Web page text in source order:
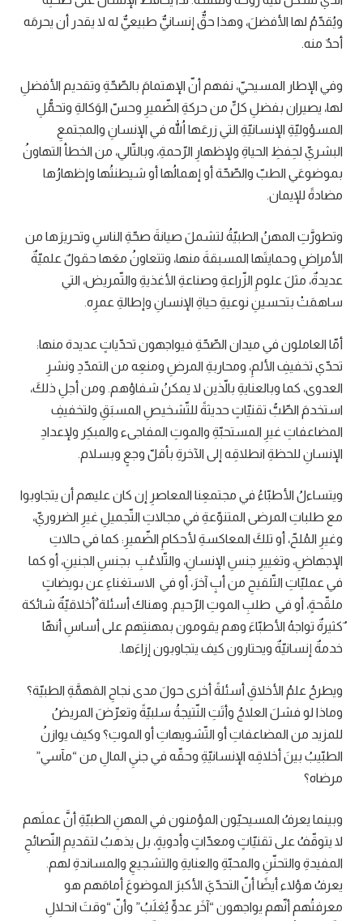
ويُقدّمُ لها الأفضلَ، وهذا حقٌّ إنسانيٌّ طبيعيٌّ له لا يقدر أن يحرمَه
أحدٌ منه.
وفي الإطار المسيحيّ، نفهم أنّ الإهتمامَ بالصّحّةِ وتقديم الأفضلِ
لها، يصيران بفضلِ كلٍّ من حركةِ الضّميرِ وحسّ الوَكالةِ وتحمُّلِ
المسؤوليّةِ الإنسانيّةِ التي زرعَها اللهُ في الإنسانِ والمجتمعِ
البشريّ لحِفظِ الحياةِ ولإظهارِ الرّحمةِ، وبالتّالي، من الخطأ التهاونُ
بموضوعَي الطبّ والصّحّة أو إهمالُها أو شيطنتُها وإظهارُها
مضادةً للإيمان.
وتطورَّتِ المهنُ الطبيّةُ لتشملَ صيانةَ صحّةِ الناسِ وتحريرَها من
الأمراضِ وحمايتَها المسبقةَ منها، وتتعاونُ معَها حقولٌ علميّةٌ
عديدةٌ، مثلَ علومِ الزّراعةِ وصناعةِ الأغذيةِ والتّمريض، التي
ساهمَتْ بتحسينِ نوعيةِ حياةِ الإنسانِ وإطالةِ عمرِه.
أمّا العاملون في ميدان الصّحّةِ فيواجهون تحدّياتٍ عديدة منها:
تحدّي تخفيفِ الألمِ، ومحاربةِ المرضِ ومنعِه من التمدّدِ ونشرِ
العدوى، كما وبالعنايةِ بالّذين لا يمكنُ شفاؤهم. ومن أجلِ ذلكَ،
استخدمَ الطّبُّ تقنيّاتٍ حديثةً للتّشخيصِ المسبَقِ ولتخفيفِ
المضاعفاتِ غيرِ المستحبّةِ والموتِ المفاجىء والمبكِر ولإعدادِ
الإنسانِ للحظةِ انطلاقِه إلى الآخرةِ بأقلّ وجعٍ وبسلام.
ويتساءلُ الأطبّاءُ في مجتمعِنا المعاصرِ إن كان عليهم أن يتجاوبوا
مع طلباتِ المرضى المتنوّعةِ في مجالاتِ التّجميلِ غيرِ الضروريّ،
وغيرِ المُلحّ، أو تلكَ المعاكسةِ لأحكامِ الضّميرِ: كما في حالاتِ
الإجهاضِ، وتغييرِ جنسِ الإنسانِ، والتّلاعُبِ بجنسِ الجنينِ، أو كما
في عمليّاتِ التّلقيحِ من أبٍ آخرَ، أو في الاستغناءِ عن بويضاتٍ
ملقّحةٍ، أو في طلبِ الموتِ الرّحيم. وهناك أسئلة ٌأخلاقيّةٌ شائكة
ٌكثيرةٌ تواجهُ الأطبّاءَ وهم يقومون بمهنتِهم على أساسِ أنهّا
خدمةٌ إنسانيّةٌ ويحتارون كيف يتجاوبون إزاءَها.
ويطرحُ علمُ الأخلاقِ أسئلةً أخرى حولَ مدى نجاحِ المَهمَّةِ الطبيّة؟
وماذا لو فشلَ العلاجُ وأتَتِ النّتيجةُ سلبيّةً وتعرّضَ المريضُ
للمزيد من المضاعفاتِ أو التّشويهاتِ أو الموتِ؟ وكيف يوازنُ
الطبّيبُ بينَ أخلاقِه الإنسانيّةِ وحقّه في جنيِ المالِ من “مآسي”
مرضاه؟
وبينما يعرفُ المسيحيّون المؤمنون في المهنِ الطبيّةِ أنَّ عملَهم
لا يتوقّفُ على تقنيّاتٍ ومعدّاتٍ وأدويةٍ، بل يذهبُ لتقديمِ النّصائحِ
المفيدةِ والتحنّنِ والمحبّةِ والعنايةِ والتشجيعِ والمساندةِ لهم.
يعرفُ هؤلاء أيضًا أنّ التحدّيَ الأكبرَ الموضوعَ أمامَهم هو
معرفتُهم أنّهم يواجهون “آخَر عدوٍّ يُغلَبُ” وأنّ “وقتَ انحلالِ